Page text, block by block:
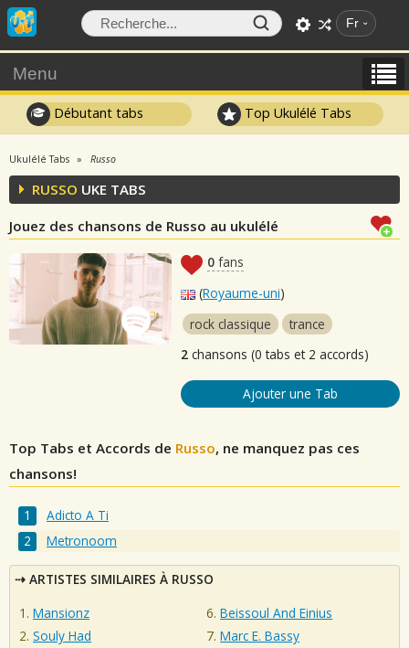
Fr
Menu
Débutant tabs Top Ukulélé Tabs
Ukulélé Tabs Russo
RUSSO UKE TABS
Jouez des chansons de Russo au ukulélé
0 fans
(Royaume-uni)
rock classique
trance
2 chansons (0 tabs et 2 accords)
Ajouter une Tab
Top Tabs et Accords de Russo, ne manquez pas ces
chansons!
Adicto A Ti
Metronoom
ARTISTES SIMILAIRES À RUSSO
Mansionz
Souly Had
Beissoul And Einius
Marc E. Bassy